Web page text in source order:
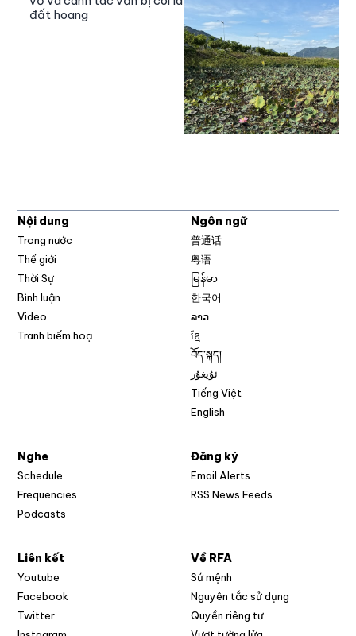
đất hoang
Nội dung
Trong nước
Thế giới
Thời Sự
Bình luận
Video
Tranh biếm hoạ
Ngôn ngữ
普通话
粤语
မြန်မာ
한국어
ລາວ
ខ្មែ
བོད་སྐད།
ئۇيغۇر
Tiếng Việt
English
Nghe
Schedule
Frequencies
Podcasts
Đăng ký
Email Alerts
RSS News Feeds
Liên kết
Youtube
Facebook
Twitter
Về RFA
Sứ mệnh
Nguyên tắc sử dụng
Quyền riêng tư